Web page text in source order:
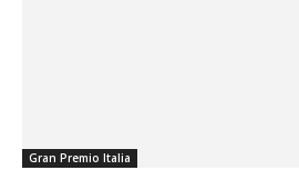
Gran Premio Italia